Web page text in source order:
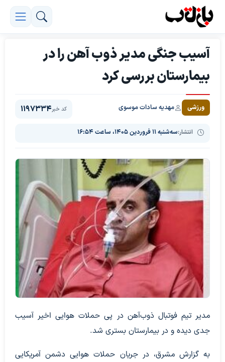
آسیب جنگی مدیر ذوب آهن را در
بیمارستان بررسی کرد
ورزشی مهدیه سادات موسوی
انتشار:سه‌شنبه ۱۱ فروردین ۱۴۰۵، ساعت ۱۶:۵۴
کد خبر1197334
مدیر تیم فوتبال ذوب‌آهن در پی حملات هوایی اخیر آسیب
جدی دیده و در بیمارستان بستری شد.
به گزارش مشرق، در جریان حملات هوایی دشمن آمریکایی